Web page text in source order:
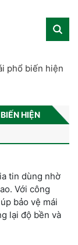
phổ biến hiện
HIỆN
tin dùng nhờ
Với công
bảo vệ mái
lại độ bền và